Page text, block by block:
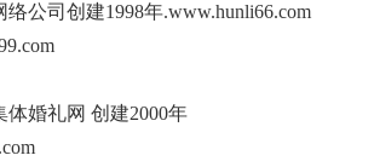
络公司创建1998年.www.hunli66.com
体婚礼网 创建2000年